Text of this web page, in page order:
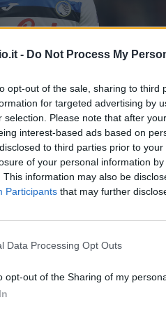
- Do Not Process My
opt-out of the sale, sharing to
for targeted advertising by
selection. Please note that after
interest-based ads based on
to third parties prior to
of your personal information
This information may also be
Participants that may further
Data Processing Opt Outs
opt-out of the Sharing of my
e Lookman? Casi
vivere" (Getty Images)
dell’Atalanta,è
le vicende di
e Teun Koopmeiners
il ds D'Amico